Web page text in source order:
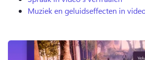
Gratis uitproberen
Muziek en geluidseffecten in